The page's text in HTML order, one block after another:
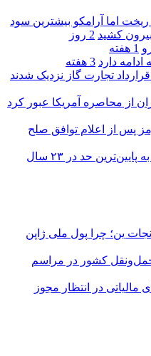
اما آرامکو بیشترین سود
کشید 2 روز
1 هفته
دارد 3 هفته
تجارت گاز نزدیک شدند
پس از اعلام توافق صلح
ذخایر نفت کشورهای ثروتمند به پایین‌ترین حد در ۲۳ سال
نجات ین؛ چرا پول ملی ژاپن
کشور در مراسم
مالیاتی در انتظار مجوز